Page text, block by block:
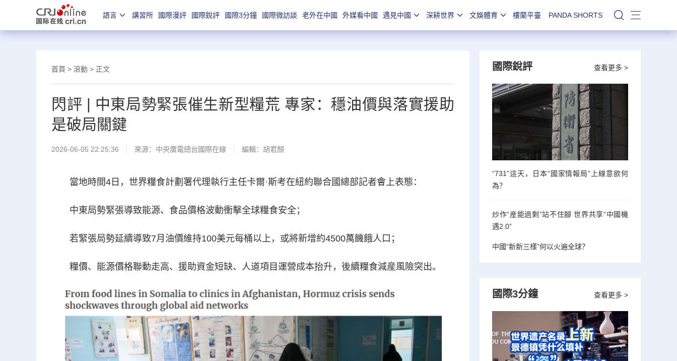
語言 講習所 國際漫評 國際銳評 國際3分鐘 國際微訪談 老外在中國 外媒看中國 遇見中國 深耕世界 文娛體育 樓蘭平臺 PANDA SHORTS 站內搜索
首頁 > 滾動 > 正文
閃評 | 中東局勢緊張催生新型糧荒 專家：穩油價與落實援助
是破局關鍵
2026-06-05 22:25:36 來源：中央廣電總台國際在線 編輯：胡君顏
當地時間4日，世界糧食計劃署代理執行主任卡爾·斯考在紐約聯合國總部記者會上表態：
中東局勢緊張導致能源、食品價格波動衝擊全球糧食安全；
若緊張局勢延續導致7月油價維持100美元每桶以上，或將新增約4500萬饑餓人口；
糧價、能源價格聯動走高、援助資金短缺、人道項目運營成本抬升，後續糧食減産風險突出。
查看更多 >
國際銳評
“731”這天，日本“國家情報局”上線意欲何
為？
炒作“産能過剩”站不住腳 世界共享“中國機
遇2.0”
中國“新新三樣”何以火遍全球？
查看更多 >
國際3分鐘